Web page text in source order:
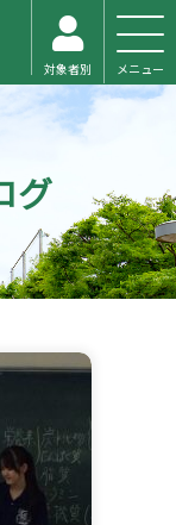
対象者別 メニュー
グ